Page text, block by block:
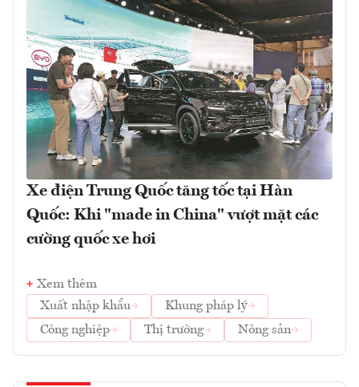
Xe điện Trung Quốc tăng tốc tại Hàn
Quốc: Khi "made in China" vượt mặt các
cường quốc xe hơi
Xem thêm
Xuất nhập khẩu
Khung pháp lý
Công nghiệp
Thị trường Nông sản